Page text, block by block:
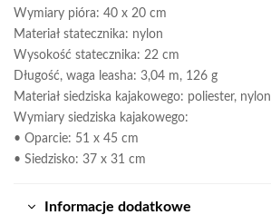
Wymiary pióra: 40 x 20 cm
Materiał statecznika: nylon
Wysokość statecznika: 22 cm
Długość, waga leasha: 3,04 m, 126 g
Materiał siedziska kajakowego: poliester, nylon
Wymiary siedziska kajakowego:
• Oparcie: 51 x 45 cm
• Siedzisko: 37 x 31 cm
Informacje dodatkowe